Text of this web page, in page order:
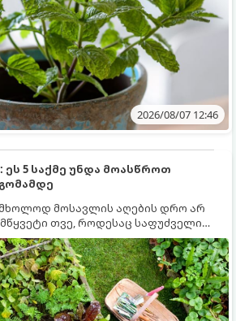
2026/08/07 12:46
ეს 5 საქმე უნდა მოასწროთ
მხოლოდ მოსავლის აღების დრო არ
თვე, როდესაც საფუძველი
მოსავალს და ბაღი მზადდება
სეზონისთვის. იმისათვის, რომ
ხოლო მცენარეებმა
ბოლომდე 5
გაკეთება უნდა მოასწროთ: